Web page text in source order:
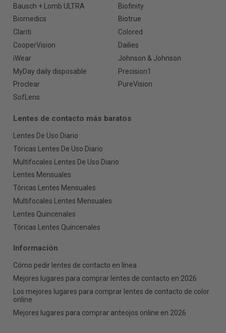
Bausch + Lomb ULTRA
Biofinity
Biomedics
Biotrue
Clariti
Colored
CooperVision
Dailies
iWear
Johnson & Johnson
MyDay daily disposable
Precision1
Proclear
PureVision
SofLens
Lentes de contacto más baratos
Lentes De Uso Diario
Tóricas Lentes De Uso Diario
Multifocales Lentes De Uso Diario
Lentes Mensuales
Tóricas Lentes Mensuales
Multifocales Lentes Mensuales
Lentes Quincenales
Tóricas Lentes Quincenales
Información
Cómo pedir lentes de contacto en línea
Mejores lugares para comprar lentes de contacto en 2026
Los mejores lugares para comprar lentes de contacto de color
online
Mejores lugares para comprar anteojos online en 2026